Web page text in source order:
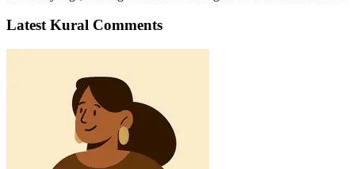
Latest Kural Comments